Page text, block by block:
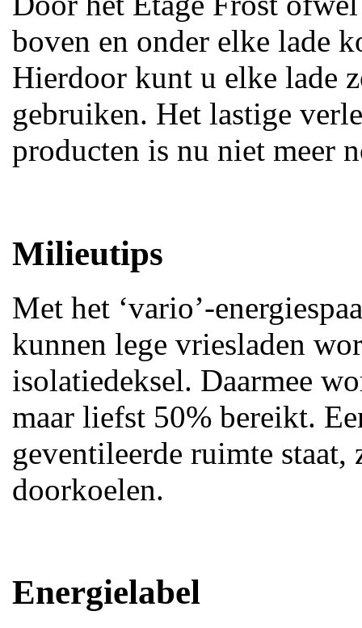
boven en onder elke lade
Hierdoor kunt u elke lade
gebruiken. Het lastige
producten is nu niet meer
Milieutips
Met het ‘vario’-
kunnen lege vriesladen
isolatiedeksel. Daarmee
maar liefst 50% bereikt.
geventileerde ruimte
doorkoelen.
Energielabel